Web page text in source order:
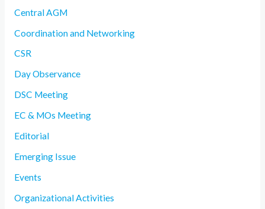
Central AGM
Coordination and Networking
CSR
Day Observance
DSC Meeting
EC & MOs Meeting
Editorial
Emerging Issue
Events
Organizational Activities